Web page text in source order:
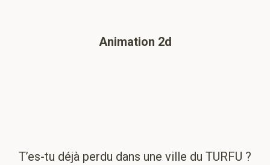
Animation 2d
T’es-tu déjà perdu dans une ville du TURFU ?